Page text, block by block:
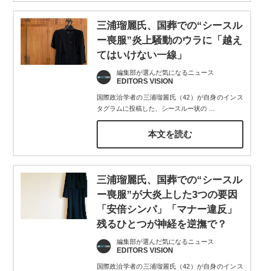
三浦瑠麗氏、国葬での“シースル
ー喪服”炎上騒動のウラに「越え
てはいけない一線」
編集部が選んだ気になるニュース
EDITORS VISION
国際政治学者の三浦瑠麗氏（42）が自身のインス
タグラムに投稿した、シースルー状の…
本文を読む
三浦瑠麗氏、国葬での“シースル
ー喪服”が大炎上した3つの要因
「安倍シンパ」「マナー違反」
残るひとつが神経を逆撫で？
編集部が選んだ気になるニュース
EDITORS VISION
国際政治学者の三浦瑠麗氏（42）が自身のインス